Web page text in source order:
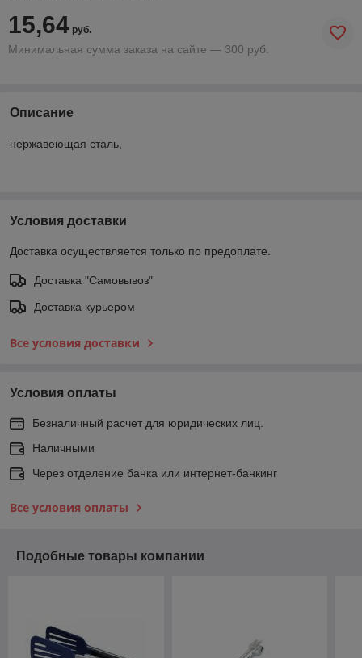
15,64 руб.
Минимальная сумма заказа на сайте — 300 руб.
Описание
нержавеющая сталь,
Условия доставки
Доставка осуществляется только по предоплате.
Доставка "Самовывоз"
Доставка курьером
Все условия доставки
Условия оплаты
Безналичный расчет для юридических лиц.
Наличными
Через отделение банка или интернет-банкинг
Все условия оплаты
Подобные товары компании